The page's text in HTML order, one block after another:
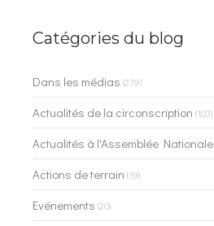
Catégories du blog
Dans les médias (279)
Actualités de la circonscription (103)
Actualités à l'Assemblée Nationale
Actions de terrain (19)
Evénements (20)